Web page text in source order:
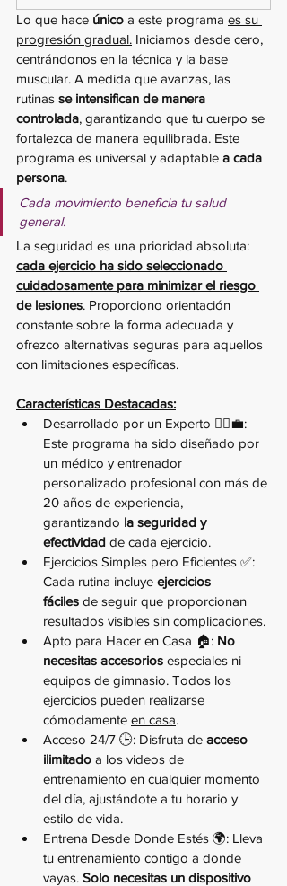
Lo que hace único a este programa es su
progresión gradual. Iniciamos desde cero,
centrándonos en la técnica y la base
muscular. A medida que avanzas, las
rutinas se intensifican de manera
controlada, garantizando que tu cuerpo se
fortalezca de manera equilibrada. Este
programa es universal y adaptable a cada
persona.
Cada movimiento beneficia tu salud
general.
La seguridad es una prioridad absoluta:
cada ejercicio ha sido seleccionado
cuidadosamente para minimizar el riesgo
de lesiones. Proporciono orientación
constante sobre la forma adecuada y
ofrezco alternativas seguras para aquellos
con limitaciones específicas.
Características Destacadas:
Desarrollado por un Experto 👨‍⚕️💼:
Este programa ha sido diseñado por
un médico y entrenador
personalizado profesional con más de
20 años de experiencia,
garantizando la seguridad y
efectividad de cada ejercicio.
Ejercicios Simples pero Eficientes ✅:
Cada rutina incluye ejercicios
fáciles de seguir que proporcionan
resultados visibles sin complicaciones.
Apto para Hacer en Casa 🏠: No
necesitas accesorios especiales ni
equipos de gimnasio. Todos los
ejercicios pueden realizarse
cómodamente en casa.
Acceso 24/7 🕒: Disfruta de acceso
ilimitado a los videos de
entrenamiento en cualquier momento
del día, ajustándote a tu horario y
estilo de vida.
Entrena Desde Donde Estés 🌍: Lleva
tu entrenamiento contigo a donde
vayas. Solo necesitas un dispositivo